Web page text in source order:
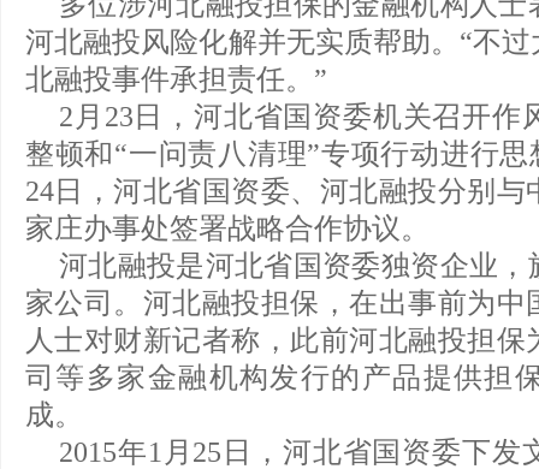
河北融投风险化解并无实质帮助。“不
北融投事件承担责任。”
2月23日，河北省国资委机关召开作
整顿和“一问责八清理”专项行动进行
24日，河北省国资委、河北融投分别
家庄办事处签署战略合作协议。
河北融投是河北省国资委独资企业
家公司。河北融投担保，在出事前为
人士对财新记者称，此前河北融投担
司等多家金融机构发行的产品提供担
成。
2015年1月25日，河北省国资委下